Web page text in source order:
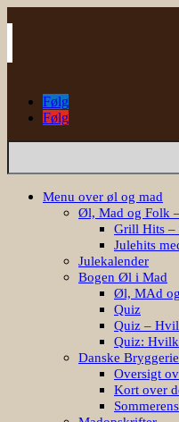
Følg
Følg
Søg
Menu over øl og mad
Øl, Mad og Folk
Grill Hits –
Julehits
Julekalender
Bogen Øl i Mad
Øl, MAd
Quiz
Quiz –
Quiz:
Danske
Oversigt
Kort over